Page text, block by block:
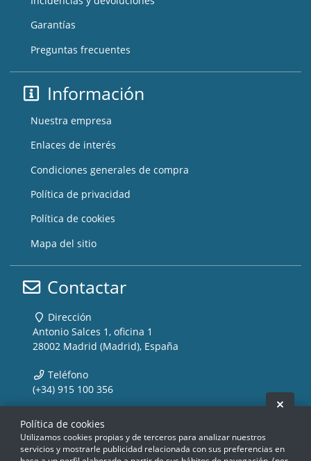
Garantías
Preguntas frecuentes
Información
Nuestra empresa
Enlaces de interés
Condiciones generales de compra
Política de privacidad
Política de cookies
Mapa del sitio
Contactar
Dirección
Antonio Salces 1, oficina 1
28002 Madrid (Madrid), España
Teléfono
(+34) 915 100 356
Email
info@storemusic-live.com
Política de cookies
Utilizamos cookies propias y de terceros para analizar nuestros
servicios y mostrarle publicidad relacionada con sus preferencias en